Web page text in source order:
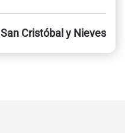
San Cristóbal y Nieves